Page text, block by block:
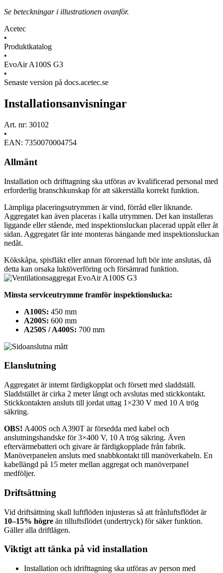
Se beteckningar i illustrationen ovanför.
Acetec
•
Produktkatalog
•
EvoAir A100S G3
•
Senaste version på docs.acetec.se
Installationsanvisningar
Art. nr: 30102
•
EAN: 7350070004754
Allmänt
Installation och drifttagning ska utföras av kvalificerad personal med
erforderlig branschkunskap för att säkerställa korrekt funktion.
Lämpliga placeringsutrymmen är vind, förråd eller liknande.
Aggregatet kan även placeras i kalla utrymmen. Det kan installeras
liggande eller stående, med inspektionsluckan placerad uppåt eller åt
sidan. Aggregatet får inte monteras hängande med inspektionsluckan
nedåt.
Kökskåpa, spisfläkt eller annan förorenad luft bör inte anslutas, då
detta kan orsaka luktöverföring och försämrad funktion.
Minsta serviceutrymme framför inspektionslucka:
A100S: 450 mm
A200S: 600 mm
A250S / A400S: 700 mm
Elanslutning
Aggregatet är internt färdigkopplat och försett med sladdställ.
Sladdstället är cirka 2 meter långt och avslutas med stickkontakt.
Stickkontakten ansluts till jordat uttag 1×230 V med 10 A trög
säkring.
OBS! A400S och A390T är försedda med kabel och
anslutningshandske för 3×400 V, 10 A trög säkring. Även
eftervärmebatteri och givare är färdigkopplade från fabrik.
Manöverpanelen ansluts med snabbkontakt till manöverkabeln. En
kabellängd på 15 meter mellan aggregat och manöverpanel
medföljer.
Driftsättning
Vid driftsättning skall luftflöden injusteras så att frånluftsflödet är
10–15% högre än tilluftsflödet (undertryck) för säker funktion.
Gäller alla driftlägen.
Viktigt att tänka på vid installation
Installation och idrifttagning ska utföras av person med